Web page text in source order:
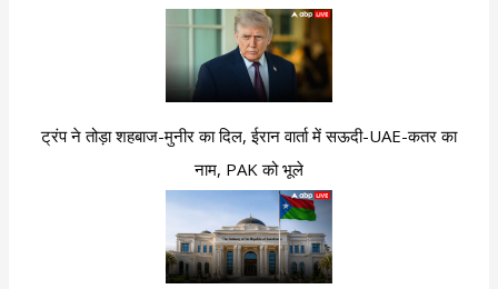
ट्रंप ने तोड़ा शहबाज-मुनीर का दिल, ईरान वार्ता में सऊदी-UAE-कतर का
नाम, PAK को भूले